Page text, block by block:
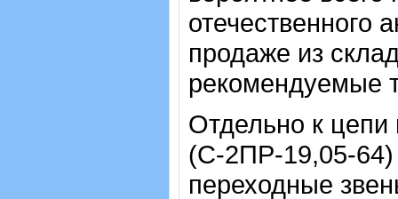
отечественного
продаже из
рекомендуемые
Отдельно к
(С-2ПР-19,05-64)
переходные